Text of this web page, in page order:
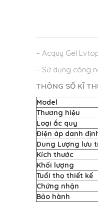
– Acquy Gel
– Sử dụng công
THÔNG SỐ KĨ
Model
Thương hiệu
Loại ắc quy
Điện áp danh
Dung Lượng lưu
Kích thước
Khối lượng
Tuổi thọ thiết kế
Chứng nhận
Bảo hành